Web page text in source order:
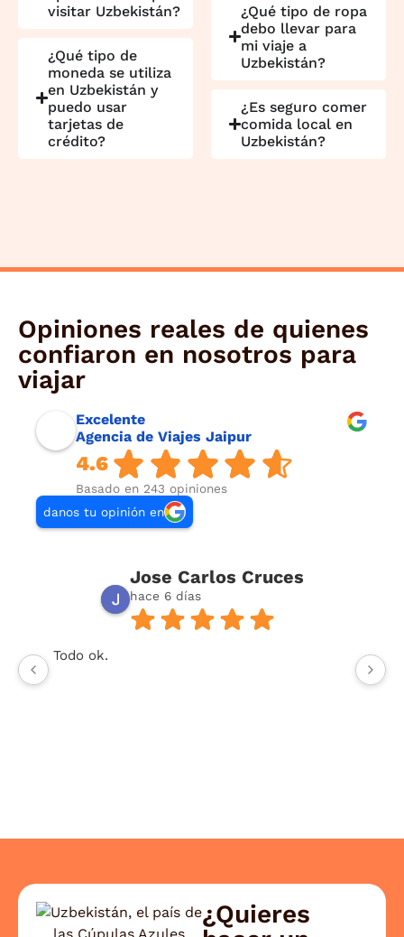
visitar Uzbekistán?
¿Qué tipo de
moneda se utiliza
en Uzbekistán y
puedo usar
tarjetas de
crédito?
¿Qué tipo de ropa
debo llevar para
mi viaje a
Uzbekistán?
¿Es seguro comer
comida local en
Uzbekistán?
Opiniones reales de quienes
confiaron en nosotros para
viajar
Excelente
Agencia de Viajes Jaipur
4.6
Basado en 243 opiniones
danos tu opinión en
Jose Carlos Cruces
hace 6 días
Todo ok.
acompañarte y esperamos volver a ayudarte
¿Quieres